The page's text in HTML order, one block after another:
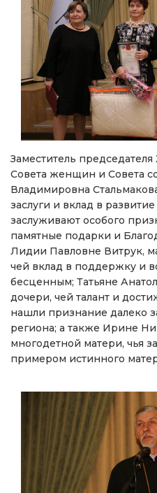
Заместитель
Совета женщин и Совета
Владимировна
заслуги и вклад в
заслуживают особого
памятные подарки и
Лидии Павловне Витрук,
чей вклад в поддержку и
бесценным; Татьяне
дочери, чей талант и
нашли признание далеко
региона; а также Ирине
многодетной матери, чья
примером истинного